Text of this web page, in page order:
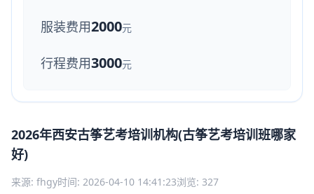
服装费用2000元
行程费用3000元
2026年西安古筝艺考培训机构(古筝艺考培训班哪家
好)
来源: fhgy时间: 2026-04-10 14:41:23浏览: 327